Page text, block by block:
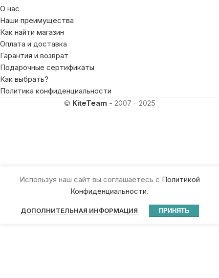
О нас
Наши преимущества
Как найти магазин
Оплата и доставка
Гарантия и возврат
Подарочные сертификаты
Как выбрать?
Политика конфиденциальности
© KiteTeam - 2007 - 2025
Используя наш сайт вы соглашаетесь с Политикой
Конфиденциальности.
ДОПОЛНИТЕЛЬНАЯ ИНФОРМАЦИЯ ПРИНЯТЬ